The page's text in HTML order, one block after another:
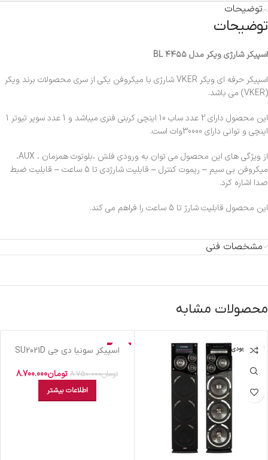
توضیحات
توضیحات
اسپیکر شارژی ویکر مدل BL ۴۴۵۵
اسپیکر حرفه ای ویکر VKER شارژی با میکروفن یکی از سری محصولات برند ویکر
(VKER) می باشد.
این محصول دارای 2 عدد ساب 10 اینچی کربنی فنری میباشد و 1 عدد سوپر تیوتر 1
اینچی و توانی دارای 30000وات است.
از ویژگی های این محصول می توان به ورودی فلش ،بلوتوث همزمان ، AUX،
میکروفن بی سیم – ریموت کنترل – قابلیت شارژدی تا 5 ساعت – قابلیت ضبط
صدا اشاره کرد.
این محصول قابلیت شارژ تا 5 ساعت را فراهم می کند.
مشخصات فنی
محصولات مشابه
اتمام موجودی
حراج
اسپيکر سونيا دي جي SU2021D
تومان8.750.000 تومان8.700.000
اطلاعات بیشتر